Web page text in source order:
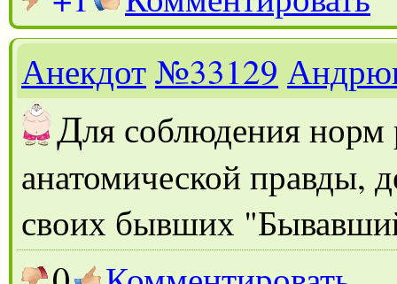
Анекдот№33129
Для соблюдения норм
анатомической правды,
своих бывших